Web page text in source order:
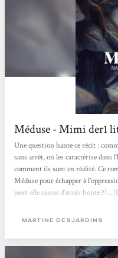
Méduse - Mimi der1
Une question hante ce récit :
sans arrêt, on les caractérise dans
comment ils sont en réalité. Ce
Méduse pour échapper à
peut-elle cesser d’avoir honte
Si cette existence nous est déjà
MARTINE DESJARDINS